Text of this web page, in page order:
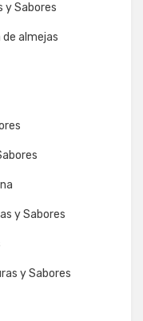
y Sabores
almejas
y Sabores
y Sabores